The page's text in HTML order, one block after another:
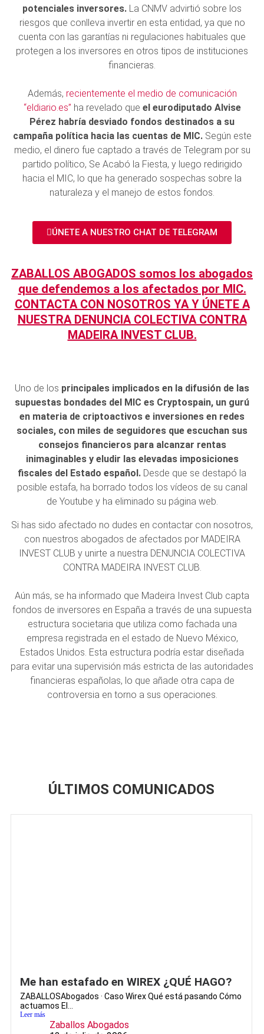
potenciales inversores. La CNMV advirtió sobre los
riesgos que conlleva invertir en esta entidad, ya que no
cuenta con las garantías ni regulaciones habituales que
protegen a los inversores en otros tipos de instituciones
financieras.
Además, recientemente el medio de comunicación
“eldiario.es” ha revelado que el eurodiputado Alvise
Pérez habría desviado fondos destinados a su
campaña política hacia las cuentas de MIC.Según este
medio, el dinero fue captado a través de Telegram por su
partido político, Se Acabó la Fiesta, y luego redirigido
hacia el MIC, lo que ha generado sospechas sobre la
naturaleza y el manejo de estos fondos.
ÚNETE A NUESTRO CHAT DE TELEGRAM
ZABALLOS ABOGADOS somos los abogados
que defendemos a los afectados por MIC.
CONTACTA CON NOSOTROS YA Y ÚNETE A
NUESTRA DENUNCIA COLECTIVA CONTRA
MADEIRA INVEST CLUB.
Uno de los principales implicados en la difusión de las
supuestas bondades del MIC es Cryptospain, un gurú
en materia de criptoactivos e inversiones en redes
sociales, con miles de seguidores que escuchan sus
consejos financieros para alcanzar rentas
inimaginables y eludir las elevadas imposiciones
fiscales del Estado español. Desde que se destapó la
posible estafa, ha borrado todos los vídeos de su canal
de Youtube y ha eliminado su página web.
Si has sido afectado no dudes en contactar con nosotros,
con nuestros abogados de afectados por MADEIRA
INVEST CLUB y unirte a nuestra DENUNCIA COLECTIVA
CONTRA MADEIRA INVEST CLUB.
Aún más, se ha informado que Madeira Invest Club capta
fondos de inversores en España a través de una supuesta
estructura societaria que utiliza como fachada una
empresa registrada en el estado de Nuevo México,
Estados Unidos. Esta estructura podría estar diseñada
para evitar una supervisión más estricta de las autoridades
financieras españolas, lo que añade otra capa de
controversia en torno a sus operaciones.
ÚLTIMOS COMUNICADOS
Me han estafado en WIREX ¿QUÉ HAGO?
ZABALLOSAbogados · Caso Wirex Qué está pasando Cómo
actuamos El...
Leer más
Zaballos Abogados